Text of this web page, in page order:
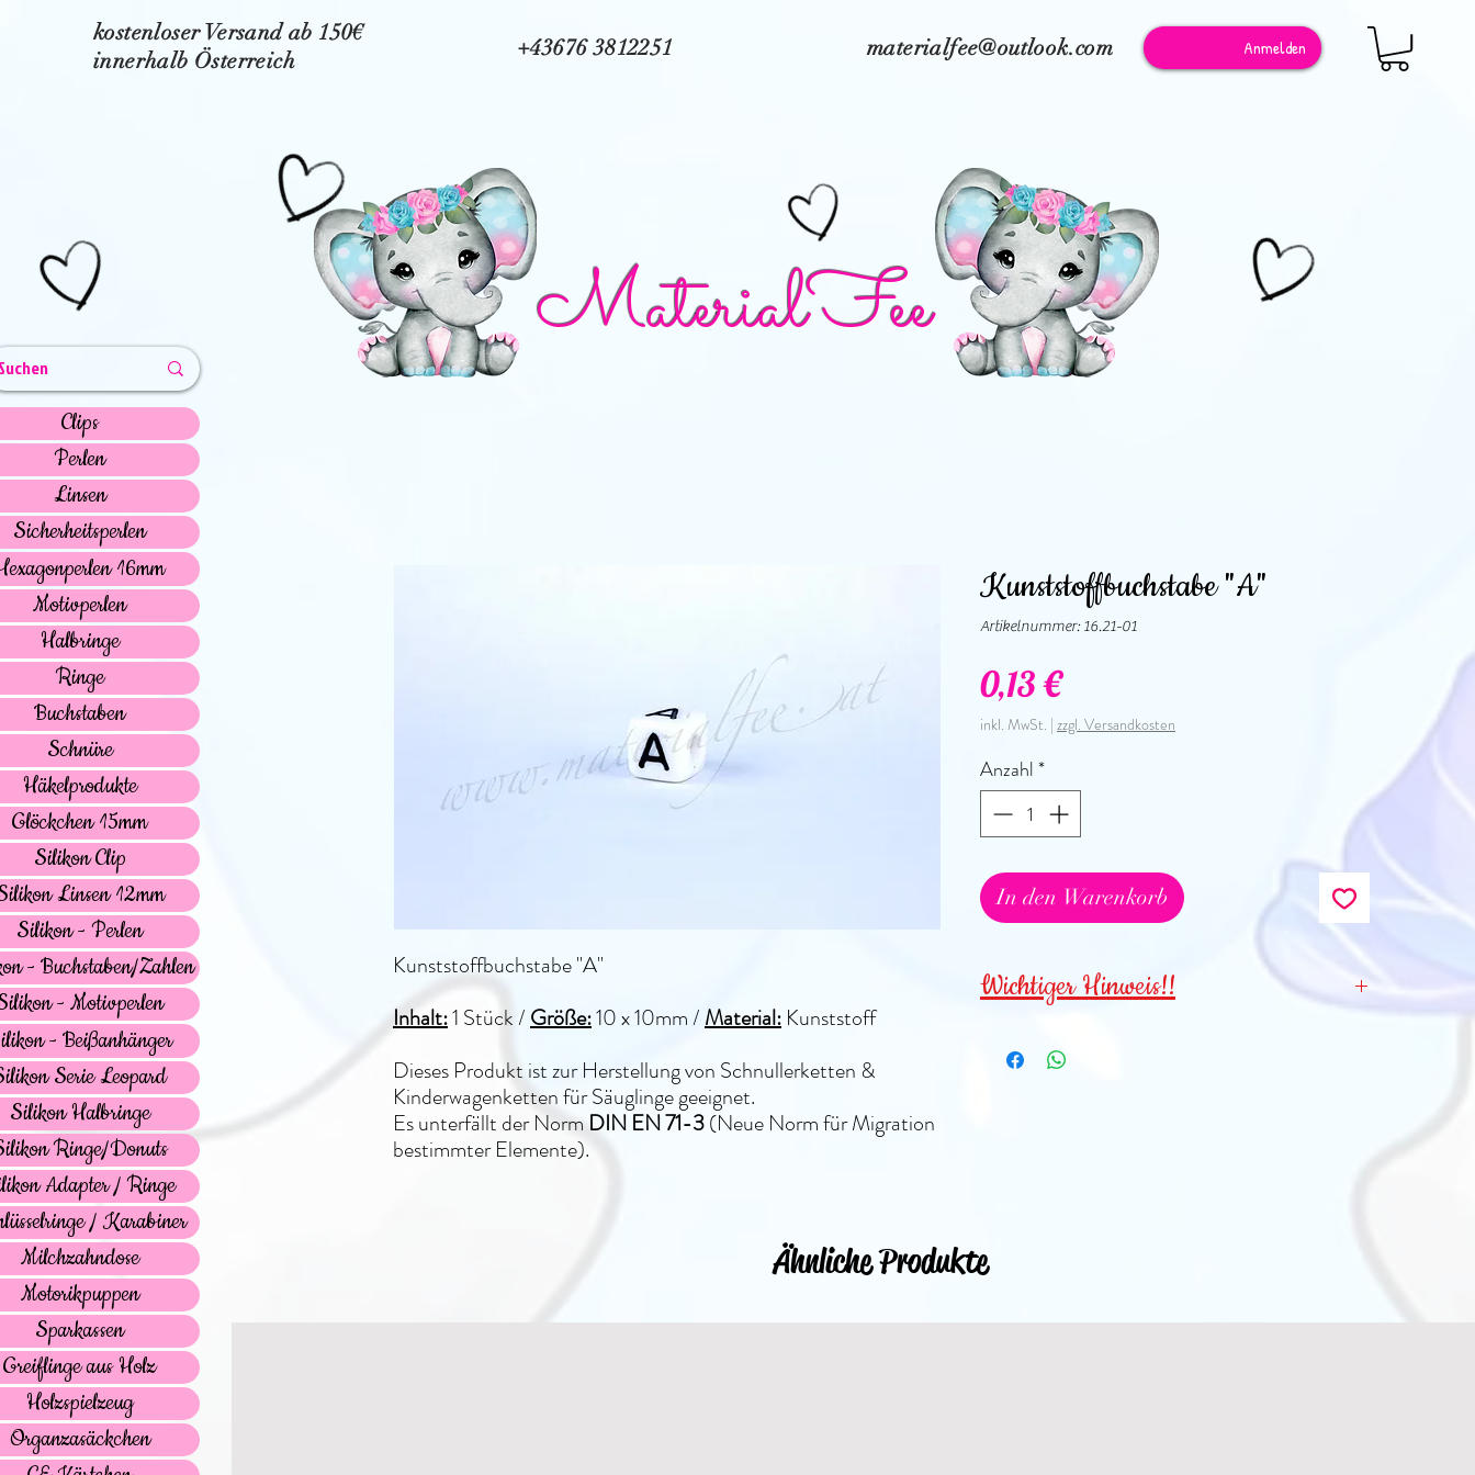
kostenloser Versand ab 150€
innerhalb Österreich
+43676 3812251 materialfee@outlook.com Anmelden
MaterialFee
Kunststoffbuchstabe "A"
Inhalt:1 Stück /Größe:10 x 10mm/Material: Kunststoff
Dieses Produkt ist zur Herstellung von Schnullerketten &
Kinderwagenketten für Säuglinge geeignet.
Es unterfällt der Norm DIN EN 71-3(Neue Norm für Migration
bestimmter Elemente).
Kunststoffbuchstabe "A"
Artikelnummer: 16.21-01
0,13 €Preis
inkl. MwSt. | zzgl. Versandkosten
Anzahl*
In den Warenkorb
Wichtiger Hinweis!!
unter 3 Jahren NICHT geeignet
Ähnliche Produkte
Clips
Perlen
Linsen
Sicherheitsperlen
16mm
Motivperlen
Halbringe
Ringe
Buchstaben
Schnüre
Häkelprodukte
Glöckchen 15mm
Silikon Clip
Linsen 12mm
Silikon - Perlen
- Buchstaben/Zahlen
- Motivperlen
- Beißanhänger
Serie Leopard
Silikon Halbringe
Ringe/Donuts
Adapter / Ringe
/ Karabiner
Milchzahndose
Motorikpuppen
Sparkassen
Greiflinge aus Holz
Holzspielzeug
Organzasäckchen